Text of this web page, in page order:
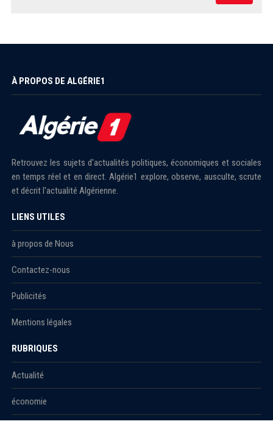
À PROPOS DE ALGÉRIE1
Retrouvez les sujets d'actualités politiques, économiques et sociales
en temps réel et en direct. Algérie1 explore, observe, ausculte, scrute
et décrit l'actualité Algérienne.
LIENS UTILES
à propos de Nous
Contactez-nous
Publicités
Mentions légales
RUBRIQUES
Actualité
économie